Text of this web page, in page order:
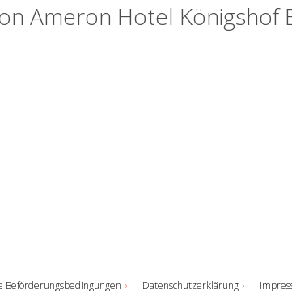
Ameron Hotel Königshof
Beförderungsbedingungen Datenschutzerklärung